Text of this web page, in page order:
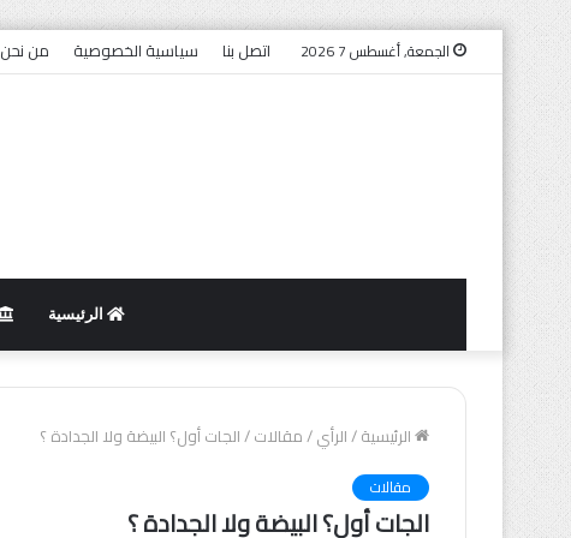
الجمعة, أغسطس 7 2026 اتصل بنا سياسية الخصوصية من نحن
الرئيسية
الرئيسية/الرأي/مقالات/الجات أول؟ البيضة ولا الجدادة ؟
مقالات
الجات أول؟ البيضة ولا الجدادة ؟